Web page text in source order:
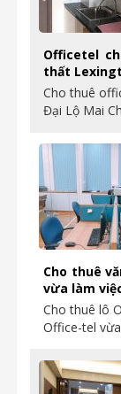
Officetel
thất
Cho thuê
Đại Lộ Mai
Cho thuê
vừa làm
Cho thuê lô
Office-tel